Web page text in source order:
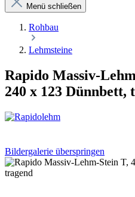
Menü schließen
Rohbau
Lehmsteine
Rapido Massiv-
240 x 123 Dünnbett,
Bildergalerie überspringen